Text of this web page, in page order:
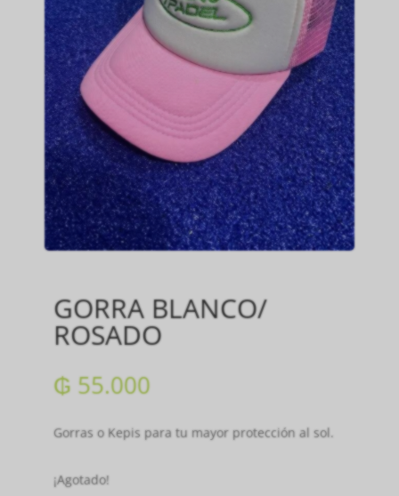
GORRA BLANCO/
ROSADO
₲ 55.000
Gorras o Kepis para tu mayor protección al sol.
¡Agotado!